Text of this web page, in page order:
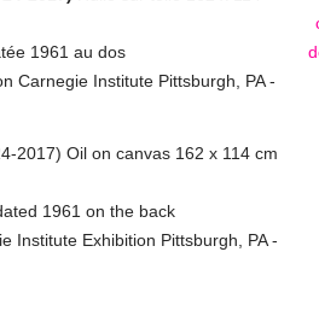
1961 au dos
Carnegie Institute Pittsburgh, PA -
2017) Oil on canvas 162 x 114 cm
1961 on the back
Institute Exhibition Pittsburgh, PA -